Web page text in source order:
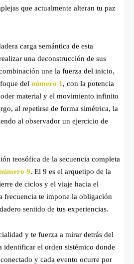
que actualmente alteran tu paz
carga semántica de esta
una deconstrucción de sus
une la fuerza del inicio,
del número 1 , con la potencia
material y el movimiento infinito
al repetirse de forma simétrica, la
al observador un ejercicio de
teosófica de la secuencia completa
9. El 9 es el arquetipo de la
de ciclos y el viaje hacia el
frecuencia te impone la obligación
sentido de tus experiencias.
y te fuerza a mirar detrás del
identificar el orden sistémico donde
y cada evento ocurre por